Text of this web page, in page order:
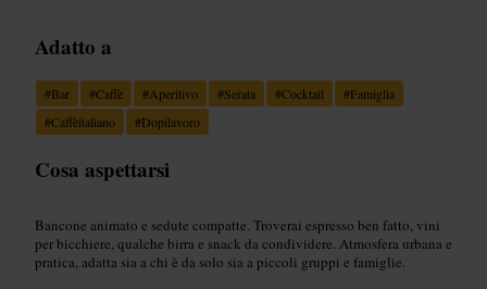
Adatto a
#Bar #Caffè #Aperitivo #Serata #Cocktail #Famiglia
#Caffèitaliano #Dopilavoro
Cosa aspettarsi
Bancone animato e sedute compatte. Troverai espresso ben fatto, vini
per bicchiere, qualche birra e snack da condividere. Atmosfera urbana e
pratica, adatta sia a chi è da solo sia a piccoli gruppi e famiglie.